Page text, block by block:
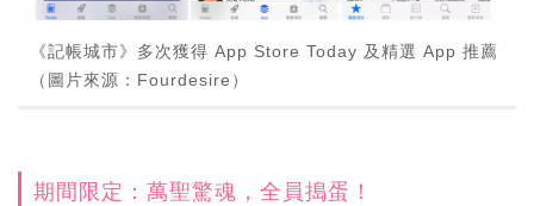
《記帳城市》多次獲得 App Store Today 及精選 App 推薦
（圖片來源：Fourdesire）
期間限定：萬聖驚魂，全員搗蛋！